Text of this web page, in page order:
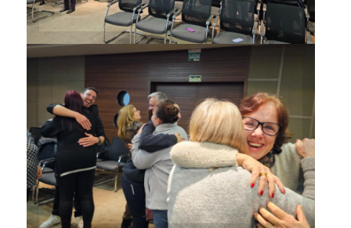
Iniciativa foi desenvolvida no
Anfiteatro da Unimed